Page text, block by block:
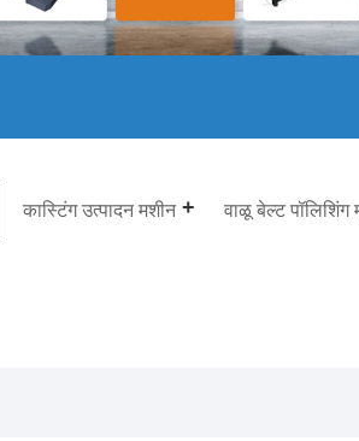
कास्टिंग उत्पादन मशीन वाळू बेल्ट पॉलिशिंग